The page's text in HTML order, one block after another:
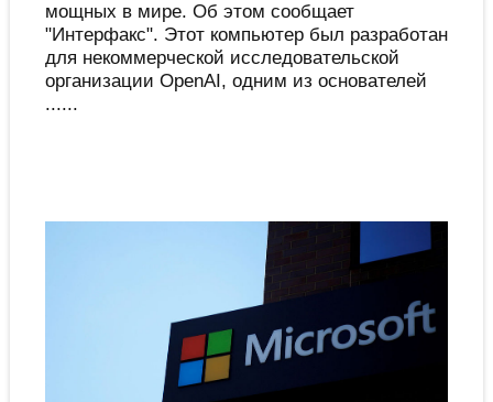
мощных в мире. Об этом сообщает
"Интерфакс". Этот компьютер был разработан
для некоммерческой исследовательской
организации OpenAI, одним из основателей
......